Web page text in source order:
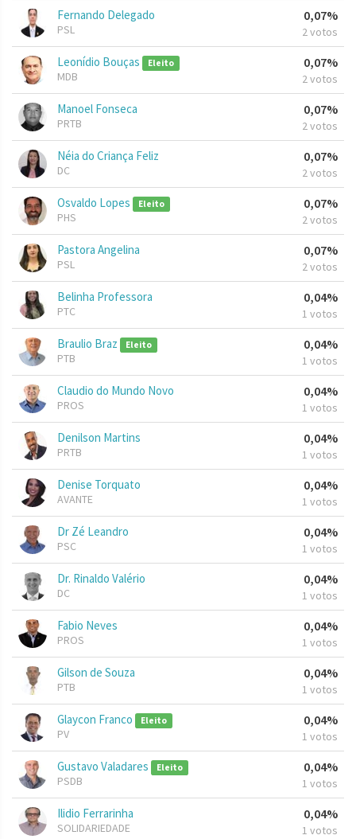
Fernando Delegado
PSL
0,07%
2 votos
Leonídio Bouças Eleito
MDB
0,07%
2 votos
Manoel Fonseca
PRTB
0,07%
2 votos
Néia do Criança Feliz
DC
0,07%
2 votos
Osvaldo Lopes Eleito
PHS
0,07%
2 votos
Pastora Angelina
PSL
0,07%
2 votos
Belinha Professora
PTC
0,04%
1 votos
Braulio Braz Eleito
PTB
0,04%
1 votos
Claudio do Mundo Novo
PROS
0,04%
1 votos
Denilson Martins
PRTB
0,04%
1 votos
Denise Torquato
AVANTE
0,04%
1 votos
Dr Zé Leandro
PSC
0,04%
1 votos
Dr. Rinaldo Valério
DC
0,04%
1 votos
Fabio Neves
PROS
0,04%
1 votos
Gilson de Souza
PTB
0,04%
1 votos
Glaycon Franco Eleito
PV
0,04%
1 votos
Gustavo Valadares Eleito
PSDB
0,04%
1 votos
Ilidio Ferrarinha
SOLIDARIEDADE
0,04%
1 votos